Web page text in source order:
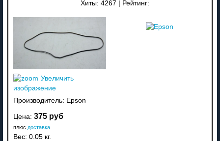
Хиты: 4267 Рейтинг:
Увеличить
изображение
Производитель: Epson
Цена: 375 руб
плюс доставка
Вес: 0.05 кг.